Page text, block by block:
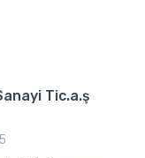
Tic.a.ş